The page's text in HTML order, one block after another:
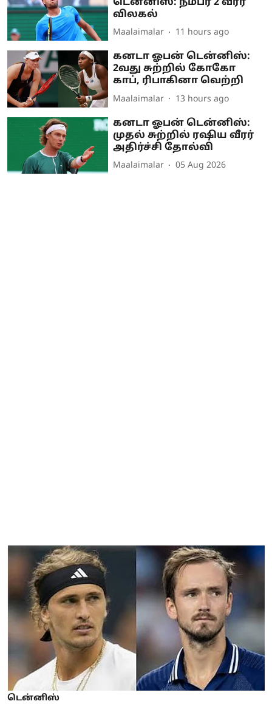
விலகல்
Maalaimalar 11 hours ago
கனடா ஓபன் டென்னிஸ்:
2வது சுற்றில் கோகோ
காப், ரிபாகினா வெற்றி
Maalaimalar 13 hours ago
கனடா ஓபன் டென்னிஸ்:
முதல் சுற்றில் ரஷிய வீரர்
அதிர்ச்சி தோல்வி
Maalaimalar 05 Aug 2026
டென்னிஸ்